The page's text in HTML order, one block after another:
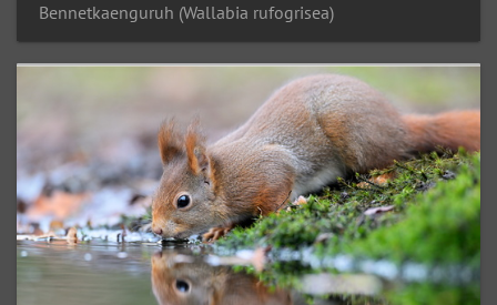
Bennetkaenguruh (Wallabia rufogrisea)